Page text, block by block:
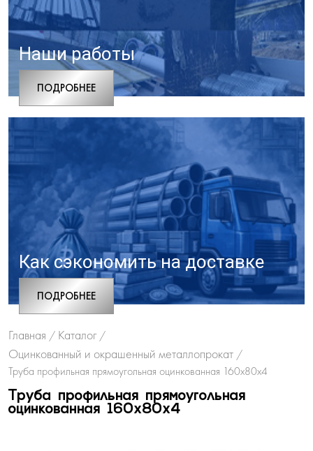
Наши работы
ПОДРОБНЕЕ
Как сэкономить на доставке
ПОДРОБНЕЕ
Главная / Каталог /
Оцинкованный и окрашенный металлопрокат /
Труба профильная прямоугольная оцинкованная 160х80х4
Труба профильная прямоугольная
оцинкованная 160х80х4